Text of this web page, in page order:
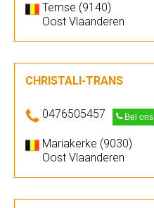
Temse (9140)
Oost Vlaanderen
CHRISTALI-TRANS
0476505457 Bel ons
Mariakerke (9030)
Oost Vlaanderen